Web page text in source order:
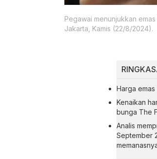
Pegawai menunjukkan
Jakarta, Kamis (22/8/2024).
Harga
Kenaikan
bunga The
Analis
September